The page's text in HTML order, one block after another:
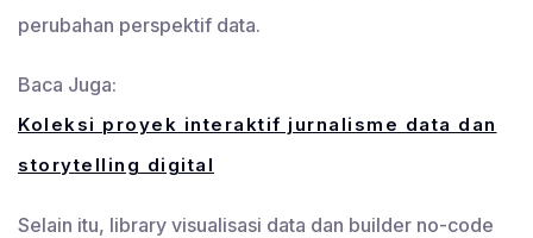
perubahan perspektif data.
Baca Juga:
Koleksi proyek interaktif jurnalisme data dan
storytelling digital
Selain itu, library visualisasi data dan builder no-code